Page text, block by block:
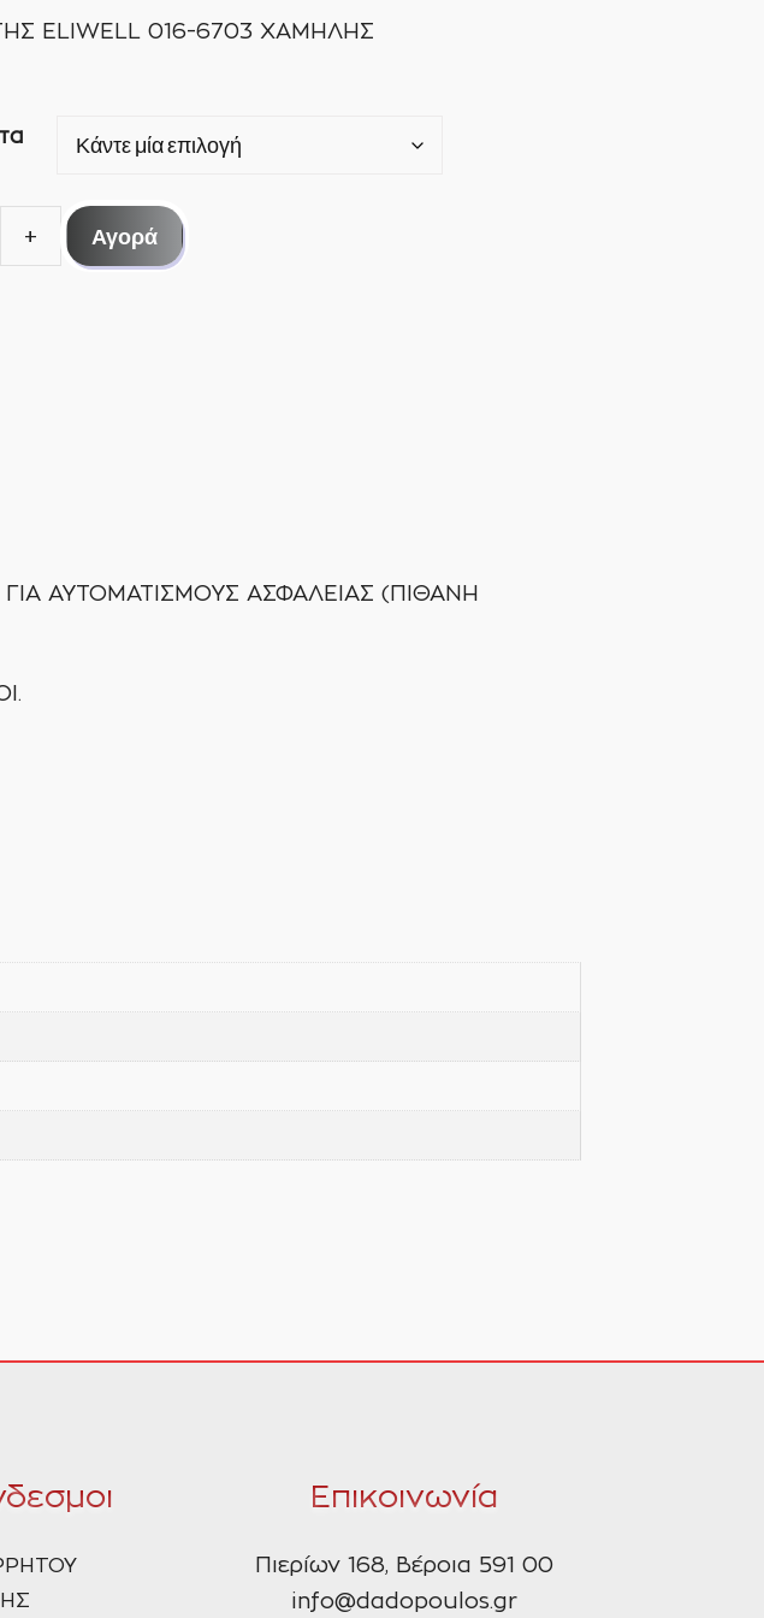
ELIWELL 016-6703 ΧΑΜΗΛΗΣ
Αγορά
ΑΥΤΟΜΑΤΙΣΜΟΥΣ ΑΣΦΑΛΕΙΑΣ (ΠΙΘΑΝΗ
Επικοινωνία
Πιερίων 168, Βέροια 591 00
info@dadopoulos.gr